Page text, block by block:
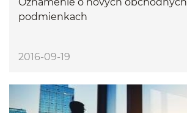
Oznámenie o nových obchodných
podmienkach
2016-09-19